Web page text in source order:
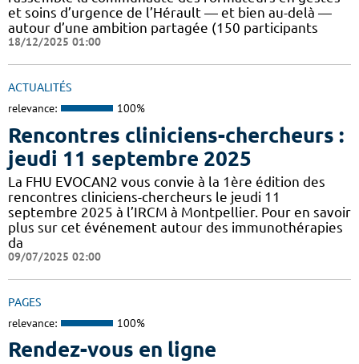
et soins d’urgence de l’Hérault — et bien au-delà —
autour d’une ambition partagée (150 participants
18/12/2025 01:00
ACTUALITÉS
relevance: 100%
Rencontres cliniciens-chercheurs :
jeudi 11 septembre 2025
La FHU EVOCAN2 vous convie à la 1ère édition des
rencontres cliniciens-chercheurs le jeudi 11
septembre 2025 à l’IRCM à Montpellier. Pour en savoir
plus sur cet événement autour des immunothérapies
da
09/07/2025 02:00
PAGES
relevance: 100%
Rendez-vous en ligne